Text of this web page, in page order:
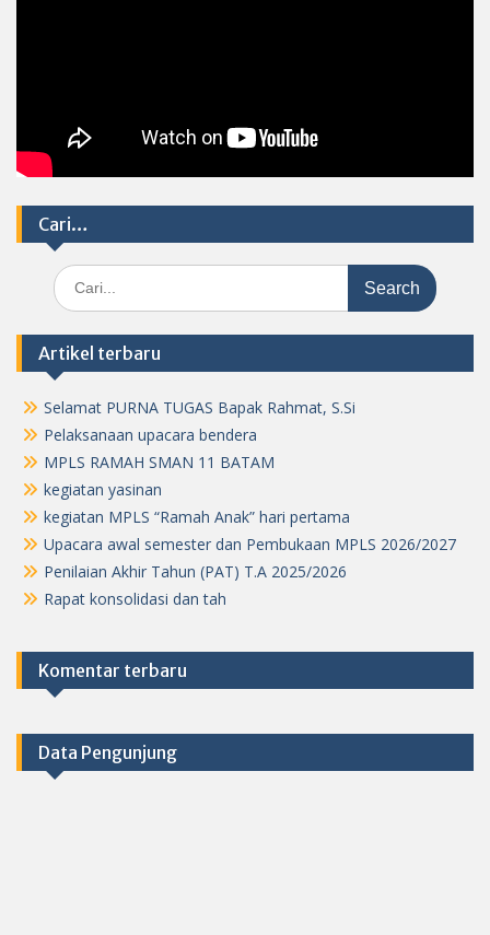
Cari…
Search
for:
Artikel terbaru
Selamat PURNA TUGAS Bapak Rahmat, S.Si
Pelaksanaan upacara bendera
MPLS RAMAH SMAN 11 BATAM
kegiatan yasinan
kegiatan MPLS “Ramah Anak” hari pertama
Upacara awal semester dan Pembukaan MPLS 2026/2027
Penilaian Akhir Tahun (PAT) T.A 2025/2026
Rapat konsolidasi dan tah
Komentar terbaru
Data Pengunjung